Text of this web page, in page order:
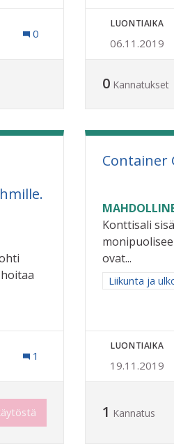
OMA TEKOJÄRVI, JONKA
0
LUONTIAIKA
06.11.2019
0 Kannatukset
osaaminen
TIETOTEKNISET
1
Container
Konttisali
ovat...
Rajaa
Liikunta ja
LUONTIAIKA
19.11.2019
1 Kannatus